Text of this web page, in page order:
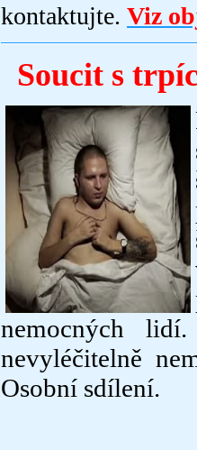
kontaktujte. Viz
Soucit s
nemocných
nevyléčitelně
Osobní sdílení.